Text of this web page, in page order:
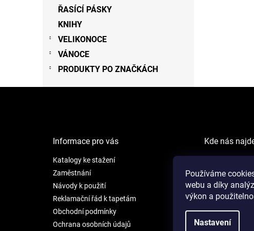
Používáme
webu a díky
výkon a
Nastavení
ŘASÍCÍ PÁSKY
KNIHY
VELIKONOCE
VÁNOCE
PRODUKTY PO ZNAČKÁCH
Informace pro vás
Katalogy ke stažení
Zaměstnání
Návody k použití
Reklamační řád k tapetám
Obchodní podmínky
Ochrana osobních údajů
Kde nás
Šafránkova
Praha 5
Po - Pá: 9 - 19